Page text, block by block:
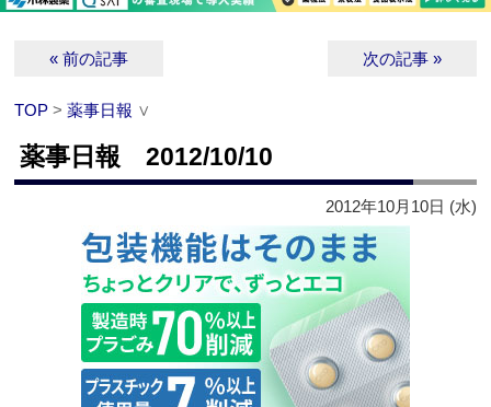
« 前の記事 次の記事 »
TOP >薬事日報 ∨
薬事日報 2012/10/10
2012年10月10日 (水)